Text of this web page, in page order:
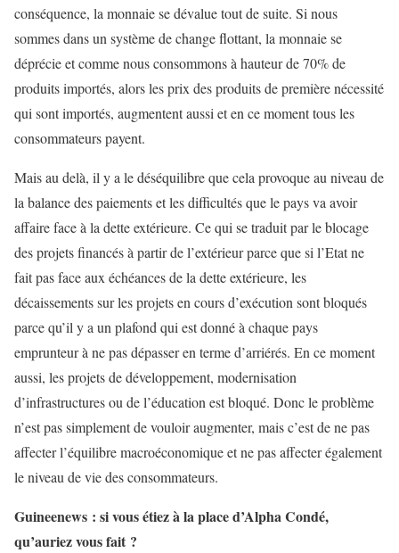
conséquence, la monnaie se dévalue tout de suite. Si nous
sommes dans un système de change flottant, la monnaie se
déprécie et comme nous consommons à hauteur de 70% de
produits importés, alors les prix des produits de première nécessité
qui sont importés, augmentent aussi et en ce moment tous les
consommateurs payent.
Mais au delà, il y a le déséquilibre que cela provoque au niveau de
la balance des paiements et les difficultés que le pays va avoir
affaire face à la dette extérieure. Ce qui se traduit par le blocage
des projets financés à partir de l’extérieur parce que si l’Etat ne
fait pas face aux échéances de la dette extérieure, les
décaissements sur les projets en cours d’exécution sont bloqués
parce qu’il y a un plafond qui est donné à chaque pays
emprunteur à ne pas dépasser en terme d’arriérés. En ce moment
aussi, les projets de développement, modernisation
d’infrastructures ou de l’éducation est bloqué. Donc le problème
n’est pas simplement de vouloir augmenter, mais c’est de ne pas
affecter l’équilibre macroéconomique et ne pas affecter également
le niveau de vie des consommateurs.
Guineenews : si vous étiez à la place d’Alpha Condé,
qu’auriez vous fait ?